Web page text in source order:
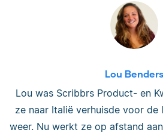
Lou Benders
Lou was Scribbrs Product- en
ze naar Italië verhuisde voor de
weer. Nu werkt ze op afstand